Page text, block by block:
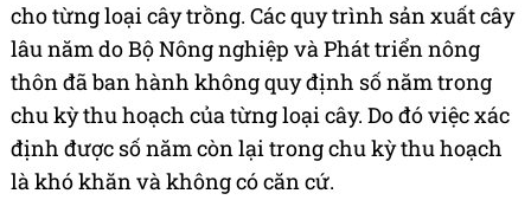
cho từng loại cây trồng. Các quy trình sản xuất cây
lâu năm do Bộ Nông nghiệp và Phát triển nông
thôn đã ban hành không quy định số năm trong
chu kỳ thu hoạch của từng loại cây. Do đó việc xác
định được số năm còn lại trong chu kỳ thu hoạch
là khó khăn và không có căn cứ.